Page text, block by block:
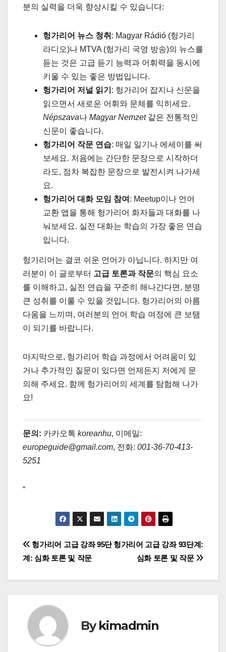
분의 실력을 더욱 향상시킬 수 있습니다:
헝가리어 뉴스 청취 : Magyar Rádió (헝가리
라디오)나 MTVA (헝가리 국영 방송)의 뉴스를
듣는 것은 고급 듣기 능력과 어휘력을 동시에
키울 수 있는 좋은 방법입니다.
헝가리어 저널 읽기 : 헝가리어 잡지나 신문을
읽으면서 새로운 어휘와 문체를 익히세요.
Népszava나 Magyar Nemzet같은 전통적인
신문이 좋습니다.
헝가리어 작문 연습: 매일 일기나 에세이를 써
보세요. 처음에는 간단한 문장으로 시작하더
라도, 점차 복잡한 문장으로 발전시켜 나가세
요.
헝가리어 대화 모임 참여 : Meetup이나 언어
교환 앱을 통해 헝가리어 화자들과 대화를 나
눠보세요. 실전 대화는 학습의 가장 좋은 연습
입니다.
헝가리어는 결코 쉬운 언어가 아닙니다. 하지만 여
러분이 이 글로부터 고급 토론과 작문의 핵심 요소
를 이해하고, 실전 연습을 꾸준히 해나간다면, 분명
큰 성취를 이룰 수 있을 것입니다. 헝가리어의 아름
다움을 느끼며, 여러분의 언어 학습 여정에 큰 보탬
이 되기를 바랍니다.
마지막으로, 헝가리어 학습 과정에서 어려움이 있
거나 추가적인 질문이 있다면 언제든지 저에게 문
의해 주세요. 함께 헝가리어의 세계를 탐험해 나가
요!
문의: 카카오톡 koreanhu, 이메일:
europeguide@gmail.com, 전화: 001-36-70-413-
5251
“
글
탐
헝가리어 고급 강좌 93단계:
심화 토론 및 작문
헝가리어 고급 강좌 95단
계: 심화 토론 및 작문
Bykimadmin